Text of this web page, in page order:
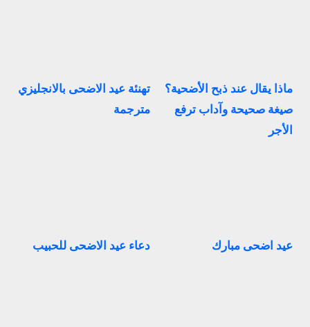
ماذا يقال عند ذبح الأضحية؟
صيغة صحيحة وآداب ترفع
الأجر
تهنئة عيد الاضحى بالانجليزي
مترجمة
عيد اضحى مبارك دعاء عيد الاضحى للحبيب